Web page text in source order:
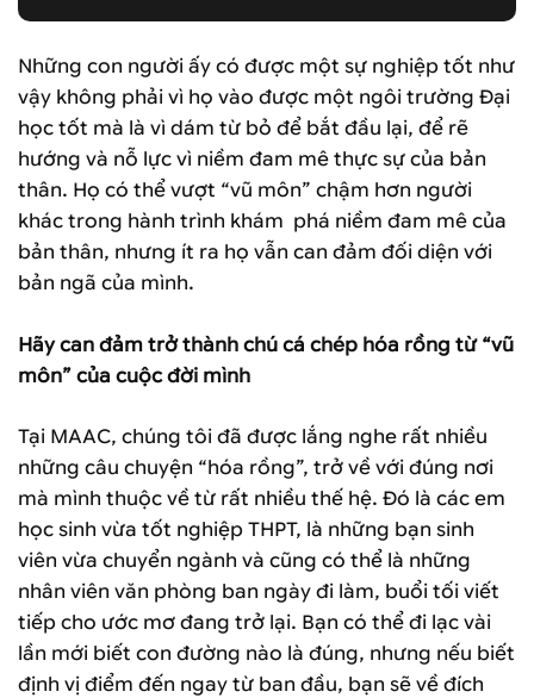
Những con người ấy có được một sự nghiệp tốt như
vậy không phải vì họ vào được một ngôi trường Đại
học tốt mà là vì dám từ bỏ để bắt đầu lại, để rẽ
hướng và nỗ lực vì niềm đam mê thực sự của bản
thân. Họ có thể vượt “vũ môn” chậm hơn người
khác trong hành trình khám phá niềm đam mê của
bản thân, nhưng ít ra họ vẫn can đảm đối diện với
bản ngã của mình.
Hãy can đảm trở thành chú cá chép hóa rồng từ “vũ
môn” của cuộc đời mình
Tại MAAC, chúng tôi đã được lắng nghe rất nhiều
những câu chuyện “hóa rồng”, trở về với đúng nơi
mà mình thuộc về từ rất nhiều thế hệ. Đó là các em
học sinh vừa tốt nghiệp THPT, là những bạn sinh
viên vừa chuyển ngành và cũng có thể là những
nhân viên văn phòng ban ngày đi làm, buổi tối viết
tiếp cho ước mơ đang trở lại. Bạn có thể đi lạc vài
lần mới biết con đường nào là đúng, nhưng nếu biết
định vị điểm đến ngay từ ban đầu, bạn sẽ về đích